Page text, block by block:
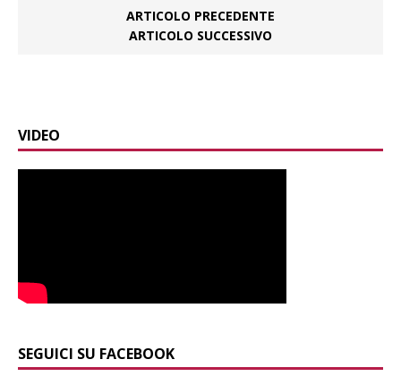
ARTICOLO PRECEDENTE
ARTICOLO SUCCESSIVO
VIDEO
SEGUICI SU FACEBOOK